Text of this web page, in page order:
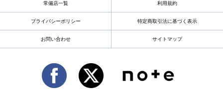
常備店一覧 利用規約
プライバシーポリシー 特定商取引法に基づく表示
お問い合わせ サイトマップ